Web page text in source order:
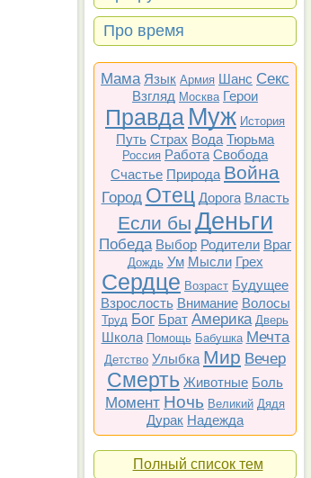
Про время
Мама Язык Армия Шанс Секс
Взгляд Москва Герои
Правда Муж История
Путь Страх Вода Тюрьма
Россия Работа Свобода
Счастье Природа Война
Город Отец Дорога Власть
Если бы Деньги
Победа Выбор Родители Враг
Дождь Ум Мысли Грех
Сердце Возраст Будущее
Взрослость Внимание Волосы
Труд Бог Брат Америка Дверь
Школа Помощь Бабушка Мечта
Детство Улыбка Мир Вечер
Смерть Животные Боль
Момент Ночь Великий Дядя
Дурак Надежда
Полный список тем